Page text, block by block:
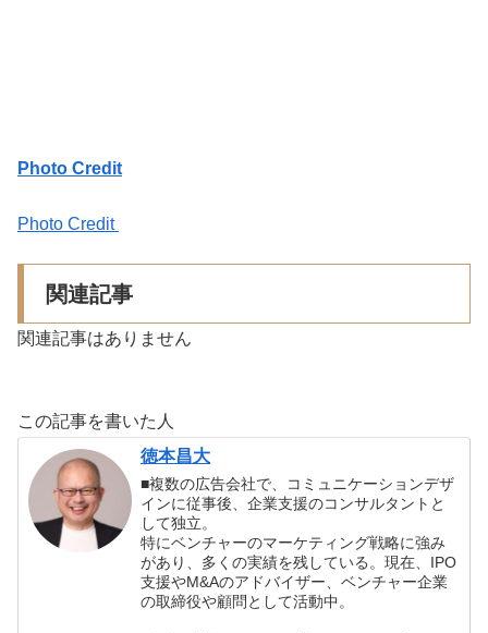
Photo Credit
Photo Credit
関連記事
関連記事はありません
この記事を書いた人
徳本昌大
■複数の広告会社で、コミュニケーションデザ
インに従事後、企業支援のコンサルタントと
して独立。
特にベンチャーのマーケティング戦略に強み
があり、多くの実績を残している。現在、IPO
支援やM&Aのアドバイザー、ベンチャー企業
の取締役や顧問として活動中。